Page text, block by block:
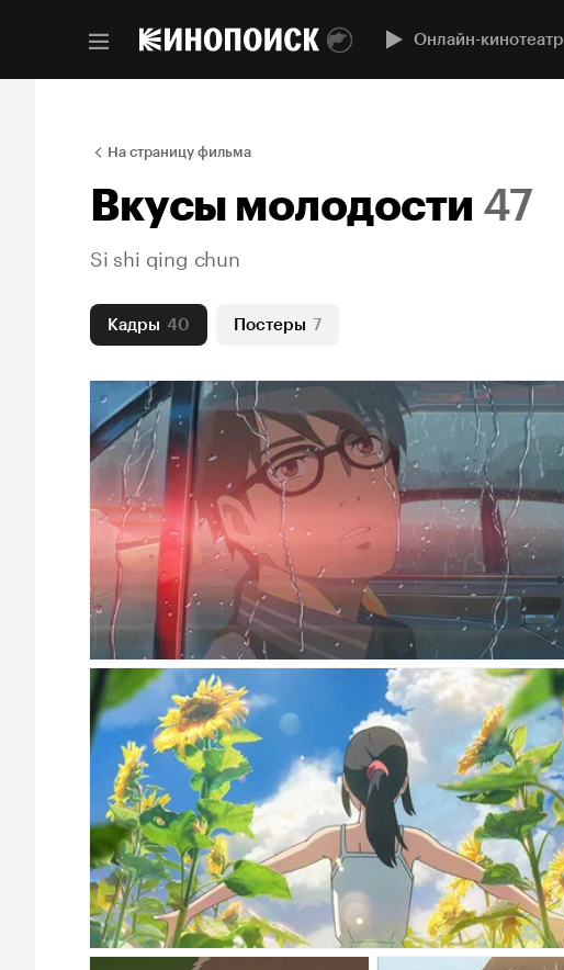
Онлайн-кинотеатр
На страницу фильма
Вкусы молодости 47
Si shi qing chun
Кадры 40 Постеры 7